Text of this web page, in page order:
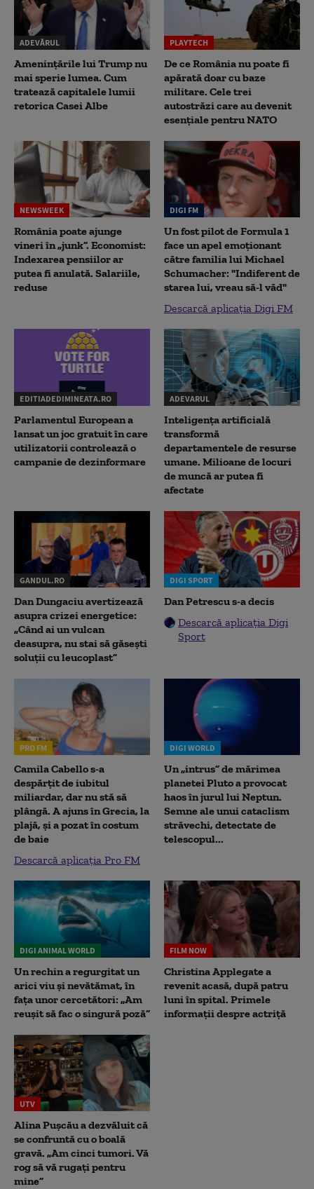
ADEVĂRUL
Amenințările lui Trump nu
mai sperie lumea. Cum
tratează capitalele lumii
retorica Casei Albe
PLAYTECH
De ce România nu poate fi
apărată doar cu baze
militare. Cele trei
autostrăzi care au devenit
esențiale pentru NATO
NEWSWEEK
România poate ajunge
vineri în „junk”. Economist:
Indexarea pensiilor ar
putea fi anulată. Salariile,
reduse
DIGI FM
Un fost pilot de Formula 1
face un apel emoționant
către familia lui Michael
Schumacher: "Indiferent de
starea lui, vreau să-l văd"
Descarcă aplicația Digi FM
EDITIADEDIMINEATA.RO
Parlamentul European a
lansat un joc gratuit în care
utilizatorii controlează o
campanie de dezinformare
ADEVARUL
Inteligența artificială
transformă
departamentele de resurse
umane. Milioane de locuri
de muncă ar putea fi
afectate
GANDUL.RO
Dan Dungaciu avertizează
asupra crizei energetice:
„Când ai un vulcan
deasupra, nu stai să găsești
soluții cu leucoplast”
DIGI SPORT
Dan Petrescu s-a decis
Descarcă aplicația Digi
Sport
PRO FM
Camila Cabello s-a
despărțit de iubitul
miliardar, dar nu stă să
plângă. A ajuns în Grecia, la
plajă, și a pozat în costum
de baie
Descarcă aplicația Pro FM
DIGI WORLD
Un „intrus” de mărimea
planetei Pluto a provocat
haos în jurul lui Neptun.
Semne ale unui cataclism
străvechi, detectate de
telescopul...
DIGI ANIMAL WORLD
Un rechin a regurgitat un
arici viu și nevătămat, în
fața unor cercetători: „Am
reușit să fac o singură poză”
FILM NOW
Christina Applegate a
revenit acasă, după patru
luni în spital. Primele
informații despre actriță
UTV
Alina Pușcău a dezvăluit că
se confruntă cu o boală
gravă. „Am cinci tumori. Vă
rog să vă rugați pentru
mine”